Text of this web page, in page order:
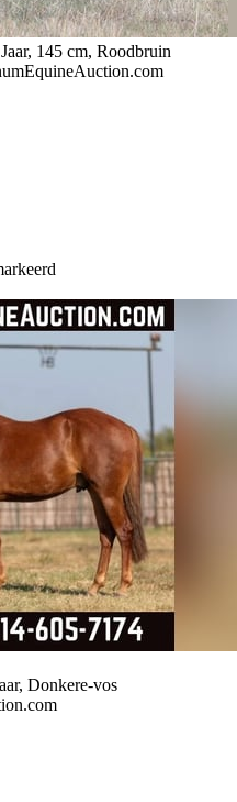
145 cm, Roodbruin
Donkere-vos